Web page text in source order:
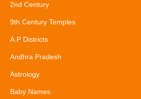
2nd Century
9th Century Temples
A.P Districts
Andhra Pradesh
Astrology
Baby Names